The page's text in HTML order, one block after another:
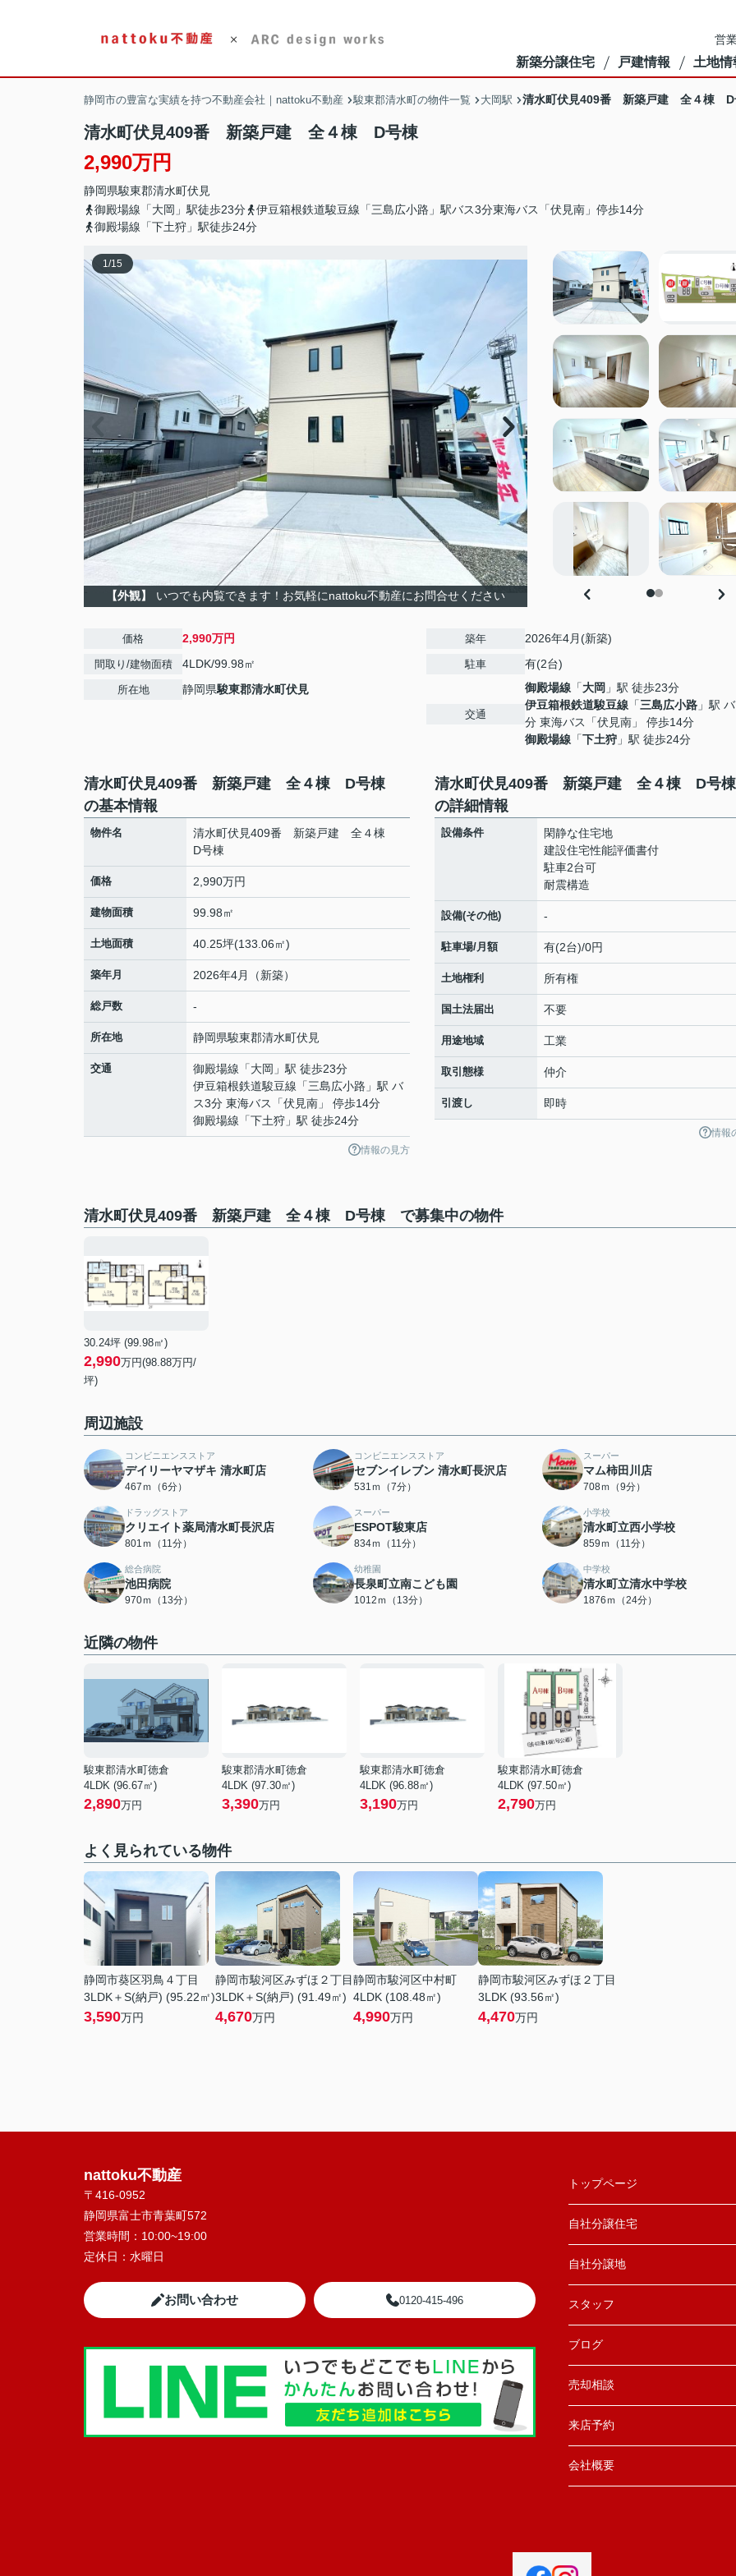
営
新築分譲住宅 戸建情報 土地情
静岡市の豊富な実績を持つ不動産会社｜nattoku不動産 駿東郡清水町の物件一覧 大岡駅 清水町伏見409番 新築戸建 全４棟
清水町伏見409番 新築戸建 全４棟 D号棟
2,990万円
静岡県駿東郡清水町伏見
御殿場線「大岡」駅徒歩23分
伊豆箱根鉄道駿豆線「三島広小路」駅バス3分東海バス「伏見南」停歩14分
御殿場線「下土狩」駅徒歩24分
1/15
【外観】 いつでも内覧できます！お気軽にnattoku不動産にお問合せください
価格 2,990万円
間取り/建物面積 4LDK/99.98㎡
所在地 静岡県駿東郡清水町伏見
築年 2026年4月(新築)
駐車 有(2台)
交通
御殿場線 「大岡 」駅 徒歩23分
伊豆箱根鉄道駿豆線 「三島広小路 」駅
分 東海バス「伏見南」 停歩14分
御殿場線 「下土狩 」駅 徒歩24分
清水町伏見409番 新築戸建 全４棟 D号棟
の基本情報
物件名
清水町伏見409番 新築戸建 全４棟
D号棟
価格 2,990万円
建物面積 99.98㎡
土地面積 40.25坪(133.06㎡)
築年月 2026年4月（新築）
総戸数 -
所在地 静岡県駿東郡清水町伏見
交通 御殿場線 「大岡 」駅 徒歩23分
伊豆箱根鉄道駿豆線 「三島広小路 」駅 バ
ス3分 東海バス「伏見南」 停歩14分
御殿場線 「下土狩 」駅 徒歩24分
情報の見方
清水町伏見409番 新築戸建 全４棟 D
の詳細情報
設備条件
閑静な住宅地
建設住宅性能評価書付
駐車2台可
耐震構造
設備(その他) -
駐車場/月額 有(2台)/0円
土地権利 所有権
国土法届出 不要
用途地域 工業
取引態様 仲介
引渡し 即時
情報
清水町伏見409番 新築戸建 全４棟 D号棟 で募集中の物件
30.24坪 (99.98㎡)
2,990万円(98.88万円/
坪)
周辺施設
コンビニエンスストア
デイリーヤマザキ 清水町店
467ｍ（6分）
コンビニエンスストア
セブンイレブン 清水町長沢店
531ｍ（7分）
スーパー
マム柿田川店
708ｍ（9分）
ドラッグストア
クリエイト薬局清水町長沢店
801ｍ（11分）
スーパー
ESPOT駿東店
834ｍ（11分）
小学校
清水町立西小学校
859ｍ（11分）
総合病院
池田病院
970ｍ（13分）
幼稚園
長泉町立南こども園
1012ｍ（13分）
中学校
清水町立清水中学校
1876ｍ（24分）
近隣の物件
駿東郡清水町徳倉
4LDK (96.67㎡)
2,890万円
駿東郡清水町徳倉
4LDK (97.30㎡)
3,390万円
駿東郡清水町徳倉
4LDK (96.88㎡)
3,190万円
駿東郡清水町徳倉
4LDK (97.50㎡)
2,790万円
よく見られている物件
静岡市葵区羽鳥４丁目
3LDK＋S(納戸) (95.22㎡)
3,590万円
静岡市駿河区みずほ２丁目
3LDK＋S(納戸) (91.49㎡)
4,670万円
静岡市駿河区中村町
4LDK (108.48㎡)
4,990万円
静岡市駿河区みずほ２丁目
3LDK (93.56㎡)
4,470万円
nattoku不動産
〒416-0952
静岡県富士市青葉町572
営業時間： 10:00~19:00
定休日： 水曜日
お問い合わせ 0120-415-496
トップページ
自社分譲住宅
自社分譲地
スタッフ
ブログ
売却相談
来店予約
会社概要